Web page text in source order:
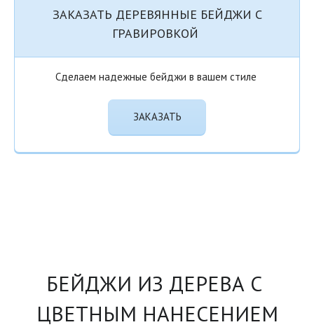
ЗАКАЗАТЬ ДЕРЕВЯННЫЕ БЕЙДЖИ С
ГРАВИРОВКОЙ
Сделаем надежные бейджи в вашем стиле
ЗАКАЗАТЬ
БЕЙДЖИ ИЗ ДЕРЕВА С
ЦВЕТНЫМ НАНЕСЕНИЕМ